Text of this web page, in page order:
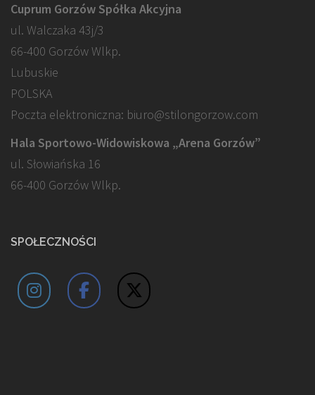
Cuprum Gorzów Spółka Akcyjna
ul. Walczaka 43j/3
66-400 Gorzów Wlkp.
Lubuskie
POLSKA
Poczta elektroniczna: biuro@stilongorzow.com
Hala Sportowo-Widowiskowa „Arena Gorzów”
ul. Słowiańska 16
66-400 Gorzów Wlkp.
SPOŁECZNOŚCI